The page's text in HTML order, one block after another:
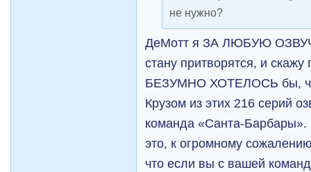
не нужно?
ДеМотт я ЗА ЛЮБУЮ
стану притворятся, и
БЕЗУМНО ХОТЕЛОСЬ бы,
Крузом из этих 216 серий
команда «Санта-
это, к огромному
что если вы с вашей